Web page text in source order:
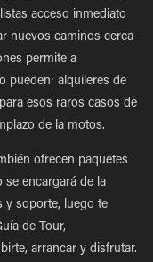
acceso inmediato
nuevos caminos cerca
permite a
pueden: alquileres de
esos raros casos de
de la motos.
ofrecen paquetes
se encargará de la
y soporte, luego te
de Tour,
arrancar y disfrutar.